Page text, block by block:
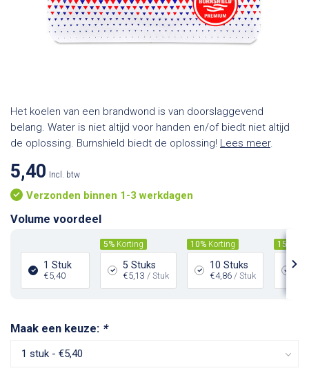
Het koelen van een brandwond is van doorslaggevend
belang. Water is niet altijd voor handen en/of biedt niet altijd
de oplossing. Burnshield biedt de oplossing! Lees meer.
5,40 Incl. btw
Verzonden binnen 1-3 werkdagen
Volume voordeel
1 Stuk
€5,40
5% Korting
5 Stuks
€5,13 / Stuk
10% Korting
10 Stuks
€4,86 / Stuk
15%
Maak een keuze: *